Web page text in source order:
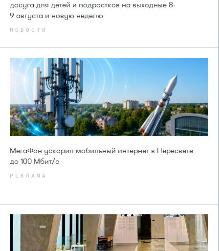
досуга для детей и подростков на выходные 8-
9 августа и новую неделю
НОВОСТИ
МегаФон ускорил мобильный интернет в Пересвете
до 100 Мбит/с
РЕКЛАМА